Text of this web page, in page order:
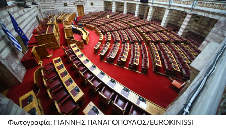
Φωτογραφία: ΓΙΑΝΝΗΣ ΠΑΝΑΓΟΠΟΥΛΟΣ/EUROKINISSI